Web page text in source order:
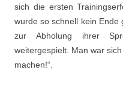
sich die ersten
wurde so schnell kein Ende
zur Abholung ihrer
weitergespielt. Man war
machen!“.